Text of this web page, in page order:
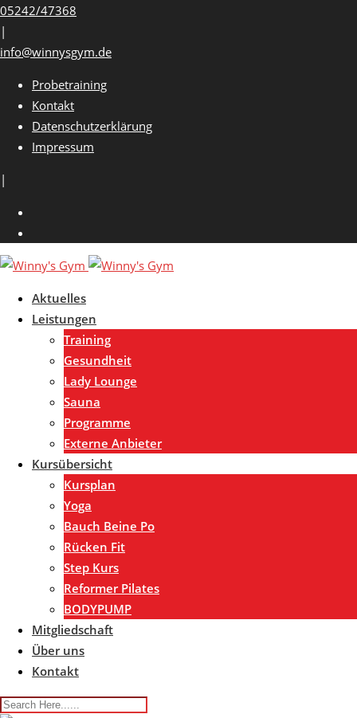
Skip
to
content
05242/47368
|
info@winnysgym.de
Probetraining
Kontakt
Datenschutzerklärung
Impressum
|
Aktuelles
Leistungen
Training
Gesundheit
Lady Lounge
Sauna
Programme
Externe Anbieter
Kursübersicht
Kursplan
Yoga
Bauch Beine Po
Rücken Fit
Step Kurs
Reformer Pilates
BODYPUMP
Mitgliedschaft
Über uns
Kontakt